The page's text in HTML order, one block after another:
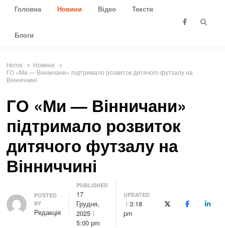
Головна
Новини Відео Тексти
Блоги
Home
Новини
ГО «Ми — Вінничани» підтримало розвиток дитячого футзалу на
Вінниччині
ГО «Ми — Вінничани»
підтримало розвиток
дитячого футзалу на
Вінниччині
Author
POSTED
BY
Редакція
PUBLISHED
17
Грудня,
2025
5:00 pm
UPDATED
3:18
pm
X (Twitter)Facebook